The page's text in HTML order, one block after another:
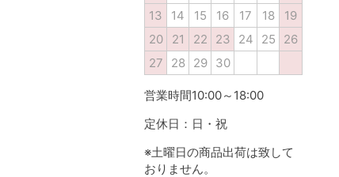
13
14 15 16 17 18
19
20
21 22 23 24 25
26
27
28 29 30
営業時間10:00～18:00
定休日：日・祝
※土曜日の商品出荷は致して
おりません。